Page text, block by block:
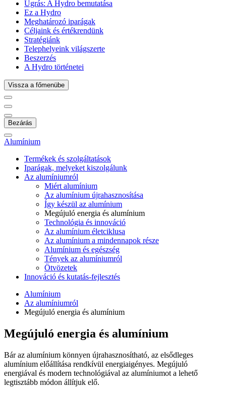
Ugrás: A Hydro bemutatása
Ez a Hydro
Meghatározó iparágak
Céljaink és értékrendünk
Stratégiánk
Telephelyeink világszerte
Beszerzés
A Hydro történetei
Vissza a főmenübe
Bezárás
Alumínium
Termékek és szolgáltatások
Iparágak, melyeket kiszolgálunk
Az alumíniumról
Miért alumínium
Az alumínium újrahasznosítása
Így készül az alumínium
Megújuló energia és alumínium
Technológia és innováció
Az alumínium életciklusa
Az alumínium a mindennapok része
Alumínium és egészség
Tények az alumíniumról
Ötvözetek
Innováció és kutatás-fejlesztés
Alumínium
Az alumíniumról
Megújuló energia és alumínium
Megújuló energia és alumínium
Bár az alumínium könnyen újrahasznosítható, az elsődleges
alumínium előállítása rendkívül energiaigényes. Megújuló
energiával és modern technológiával az alumíniumot a lehető
legtisztább módon állítjuk elő.